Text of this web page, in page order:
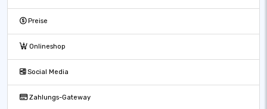
Preise
Onlineshop
Social Media
Zahlungs-Gateway